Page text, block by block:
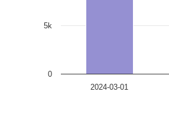
2024-03-01
0
5k